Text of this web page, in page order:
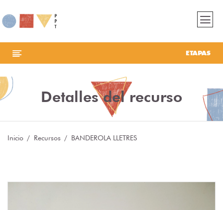
ETAPAS
Detalles del recurso
Inicio Recursos BANDEROLA LLETRES